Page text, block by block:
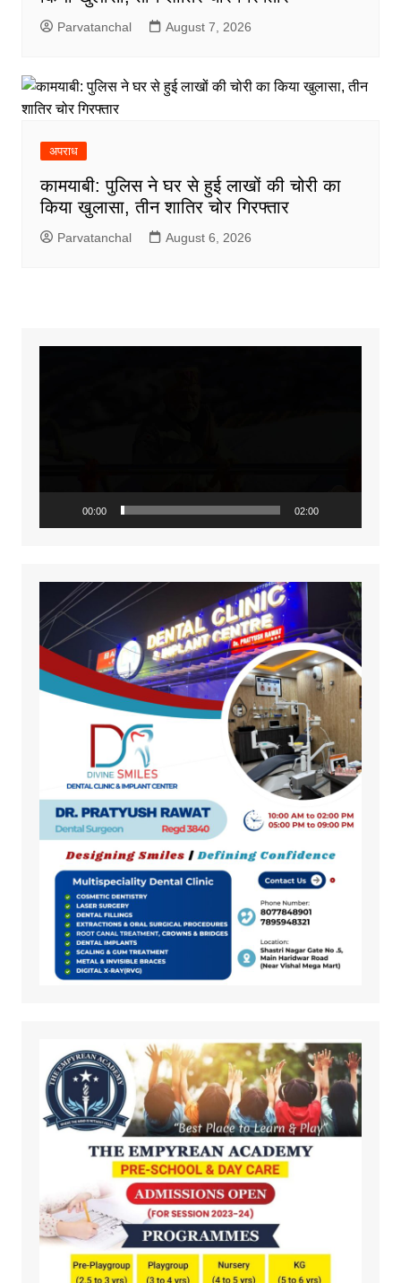
Parvatanchal August 7, 2026
अपराध
कामयाबी: पुलिस ने घर से हुई लाखों की चोरी का
किया खुलासा, तीन शातिर चोर गिरफ्तार
Parvatanchal August 6, 2026
00:00 02:00